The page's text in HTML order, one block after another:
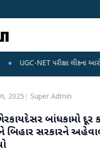
NET પરીક્ષા લીકના આરોપો પર
2025 Super Admin
બાંધકામો દૂર
અને બિહાર સરકારને